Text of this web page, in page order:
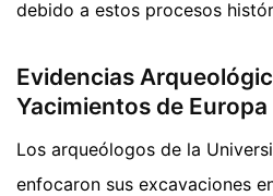
debido a estos procesos
Evidencias
Yacimientos de
Los arqueólogos de la
enfocaron sus excavaciones